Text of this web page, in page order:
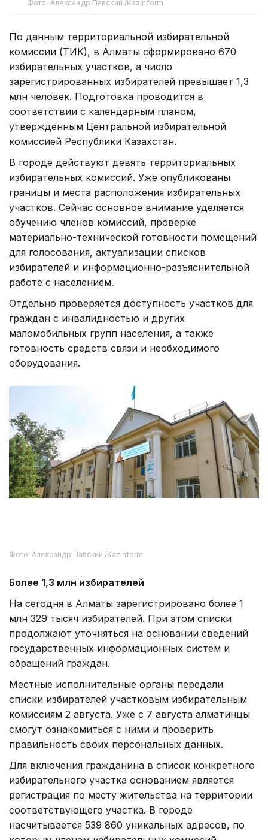
По данным территориальной избирательной
комиссии (ТИК), в Алматы сформировано 670
избирательных участков, а число
зарегистрированных избирателей превышает 1,3
млн человек. Подготовка проводится в
соответствии с календарным планом,
утвержденным Центральной избирательной
комиссией Республики Казахстан.
В городе действуют девять территориальных
избирательных комиссий. Уже опубликованы
границы и места расположения избирательных
участков. Сейчас основное внимание уделяется
обучению членов комиссий, проверке
материально-технической готовности помещений
для голосования, актуализации списков
избирателей и информационно-разъяснительной
работе с населением.
Отдельно проверяется доступность участков для
граждан с инвалидностью и других
маломобильных групп населения, а также
готовность средств связи и необходимого
Фото: Александр Павский /Kazinform
Более 1,3 млн избирателей
На сегодня в Алматы зарегистрировано более 1
млн 329 тысяч избирателей. При этом списки
Местные исполнительные органы передали
комиссиям 2 августа. Уже с 7 августа алматинцы
смогут ознакомиться с ними и проверить
правильность своих персональных данных.
Для включения гражданина в список конкретного
избирательного участка основанием является
регистрация по месту жительства на территории
соответствующего участка. В городе
насчитывается 539 860 уникальных адресов, по
которым членам избирательных комиссий
предстоит провести адресное информирование
жителей. Избирателям сообщат дату и время